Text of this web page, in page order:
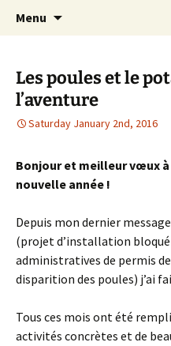
la Croisée des
apprendre, vivre, se
Menu
Les poules et le
l’aventure
Saturday January 2nd, 2016
Bonjour et meilleur vœux
nouvelle année !
Depuis mon dernier
(projet d’installation bloqué
administratives de permis
disparition des poules) j’ai
Tous ces mois ont été
activités concrètes et de